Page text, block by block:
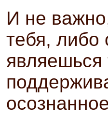
И не
тебя, либо
являешься